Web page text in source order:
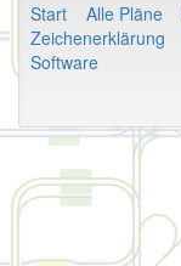
Start Alle Pläne
Zeichenerklärung
Software